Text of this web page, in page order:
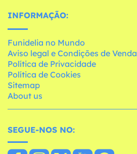
INFORMAÇÃO:
Funidelia no Mundo
Aviso legal e Condições de Venda
Política de Privacidade
Política de Cookies
Sitemap
About us
SEGUE-NOS NO: